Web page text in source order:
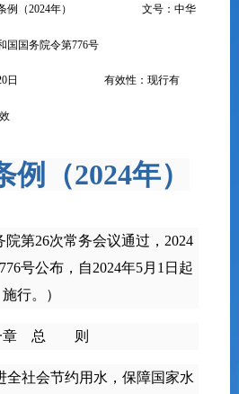
例（2024年） 文号： 中华
国国务院令第776号
0日 有效性：现行有
效
（2024年）
院第26次常务会议通过，2024
号公布，自2024年5月1日起
施行。）
章 总 则
会节约用水，保障国家水